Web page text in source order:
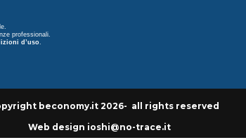
professionali.
d’uso.
beconomy.it 2026- all rights reserved
Web design ioshi@no-trace.it